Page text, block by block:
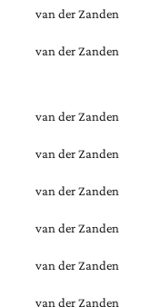
van der Zanden
van der Zanden
van der Zanden
van der Zanden
van der Zanden
van der Zanden
van der Zanden
van der Zanden